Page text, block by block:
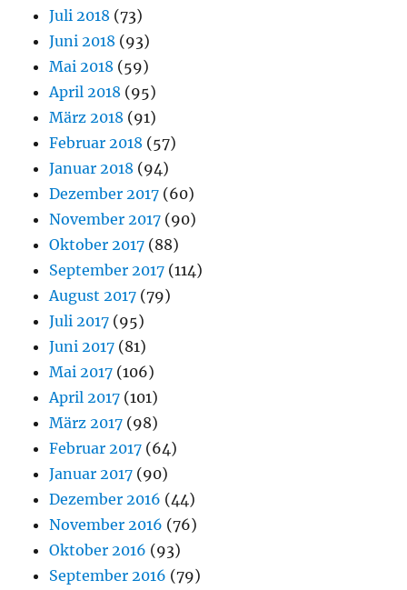
Juli 2018 (73)
Juni 2018 (93)
Mai 2018 (59)
April 2018 (95)
März 2018 (91)
Februar 2018 (57)
Januar 2018 (94)
Dezember 2017 (60)
November 2017 (90)
Oktober 2017 (88)
September 2017 (114)
August 2017 (79)
Juli 2017 (95)
Juni 2017 (81)
Mai 2017 (106)
April 2017 (101)
März 2017 (98)
Februar 2017 (64)
Januar 2017 (90)
Dezember 2016 (44)
November 2016 (76)
Oktober 2016 (93)
September 2016 (79)